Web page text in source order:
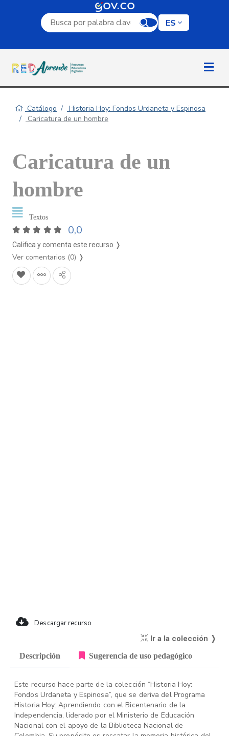
Campo de búsqueda por palabra clave
ES
Catálogo
Historia Hoy: Fondos Urdaneta y Espinosa
Caricatura de un hombre
Caricatura de un
hombre
Textos
0,0
Califica y comenta este recurso ❭
Ver comentarios (0) ❭
Descargar recurso
Ir a la colección ❭
Descripción Sugerencia de uso pedagógico
Este recurso hace parte de la colección “Historia Hoy:
Fondos Urdaneta y Espinosa”, que se deriva del Programa
Historia Hoy: Aprendiendo con el Bicentenario de la
Independencia, liderado por el Ministerio de Educación
Nacional con el apoyo de la Biblioteca Nacional de